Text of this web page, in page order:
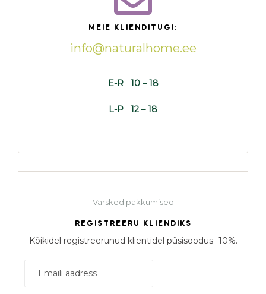
MEIE KLIENDITUGI:
info@naturalhome.ee
E-R 10 – 18
L-P 12 – 18
Värsked pakkumised
REGISTREERU KLIENDIKS
Kõikidel registreerunud klientidel püsisoodus -10%.